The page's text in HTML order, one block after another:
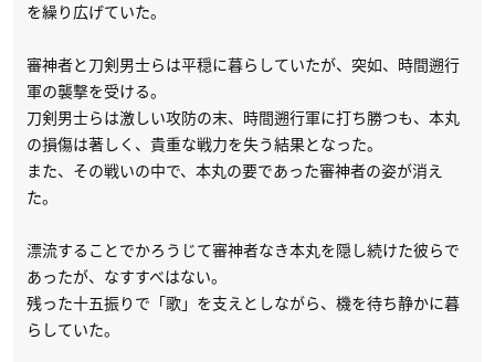
を繰り広げていた。
審神者と刀剣男士らは平穏に暮らしていたが、突如、時間遡行
軍の襲撃を受ける。
刀剣男士らは激しい攻防の末、時間遡行軍に打ち勝つも、本丸
の損傷は著しく、貴重な戦力を失う結果となった。
また、その戦いの中で、本丸の要であった審神者の姿が消え
た。
漂流することでかろうじて審神者なき本丸を隠し続けた彼らで
あったが、なすすべはない。
残った十五振りで「歌」を支えとしながら、機を待ち静かに暮
らしていた。